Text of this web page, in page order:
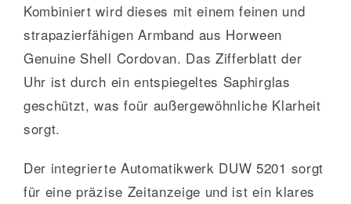
Kombiniert wird dieses mit einem feinen und
strapazierfähigen Armband aus Horween
Genuine Shell Cordovan. Das Zifferblatt der
Uhr ist durch ein entspiegeltes Saphirglas
geschützt, was foür außergewöhnliche Klarheit
sorgt.
Der integrierte Automatikwerk DUW 5201 sorgt
für eine präzise Zeitanzeige und ist ein klares